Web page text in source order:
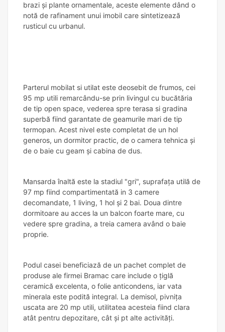
brazi și plante ornamentale, aceste elemente dând o
notă de rafinament unui imobil care sintetizează
rusticul cu urbanul.
Parterul mobilat si utilat este deosebit de frumos, cei
95 mp utili remarcându-se prin livingul cu bucătăria
de tip open space, vederea spre terasa si gradina
superbă fiind garantate de geamurile mari de tip
termopan. Acest nivel este completat de un hol
generos, un dormitor practic, de o camera tehnica și
de o baie cu geam și cabina de dus.
Mansarda înaltă este la stadiul "gri", suprafața utilă de
97 mp fiind compartimentată in 3 camere
decomandate, 1 living, 1 hol și 2 bai. Doua dintre
dormitoare au acces la un balcon foarte mare, cu
vedere spre gradina, a treia camera având o baie
proprie.
Podul casei beneficiază de un pachet complet de
produse ale firmei Bramac care include o țiglă
ceramică excelenta, o folie anticondens, iar vata
minerala este podită integral. La demisol, pivnița
uscata are 20 mp utili, utilitatea acesteia fiind clara
atât pentru depozitare, cât și pt alte activități.